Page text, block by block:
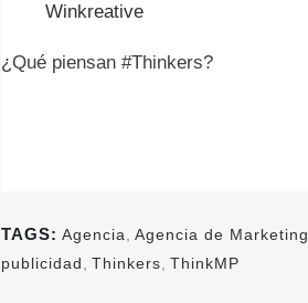
Winkreative
¿Qué piensan #Thinkers?
TAGS: Agencia, Agencia de Marketing
publicidad, Thinkers, ThinkMP